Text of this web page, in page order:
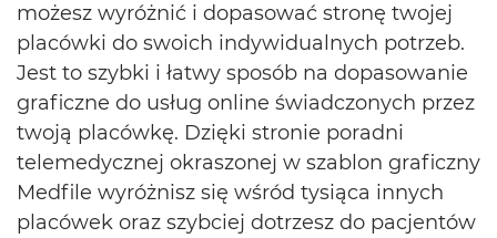
możesz wyróżnić i dopasować stronę twojej
placówki do swoich indywidualnych potrzeb.
Jest to szybki i łatwy sposób na dopasowanie
graficzne do usług online świadczonych przez
twoją placówkę. Dzięki stronie poradni
telemedycznej okraszonej w szablon graficzny
Medfile wyróżnisz się wśród tysiąca innych
placówek oraz szybciej dotrzesz do pacjentów